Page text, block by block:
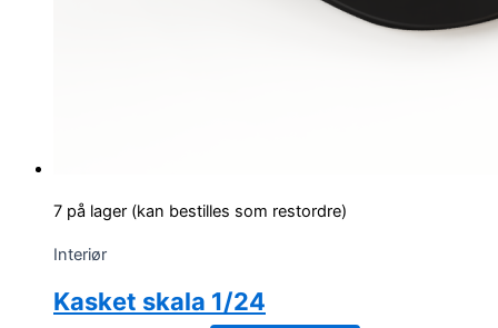
7 på lager (kan bestilles som restordre)
Interiør
Kasket skala 1/24